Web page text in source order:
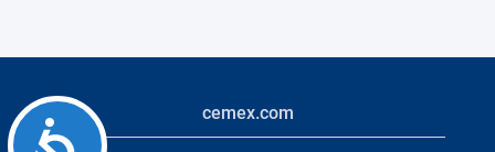
Accessibility
cemex.com